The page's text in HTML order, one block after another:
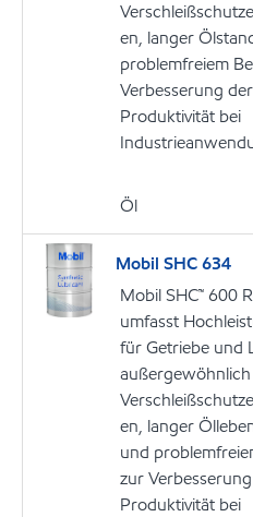
en, langer
problemfreiem
Verbesserung der
Produktivität bei
Öl
Mobil SHC 634
Mobil SHC™ 600
umfasst
für Getriebe und
en, langer
und
zur
Produktivität bei